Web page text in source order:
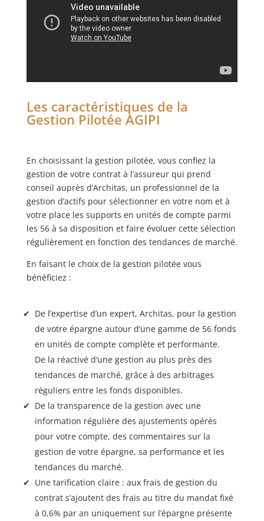
Les caractéristiques de la
Gestion Pilotée AGIPI
En choisissant la gestion pilotée, vous confiez la
gestion de votre contrat à l’assureur qui prend
conseil auprès d’Architas, un professionnel de la
gestion d’actifs pour sélectionner en votre nom et à
votre place les supports en unités de compte parmi
les 56 à sa disposition et faire évoluer cette sélection
régulièrement en fonction des tendances de marché.
En faisant le choix de la gestion pilotée vous
bénéficiez :
De l’expertise d’un expert, Architas, pour la gestion
de votre épargne autour d’une gamme de 56 fonds
en unités de compte complète et performante.
De la réactivé d’une gestion au plus près des
tendances de marché, grâce à des arbitrages
réguliers entre les fonds disponibles.
De la transparence de la gestion avec une
information régulière des ajustements opérés
pour votre compte, des commentaires sur la
gestion de votre épargne, sa performance et les
tendances du marché.
Une tarification claire : aux frais de gestion du
contrat s’ajoutent des frais au titre du mandat fixé
à 0,6% par an uniquement sur l’épargne présente